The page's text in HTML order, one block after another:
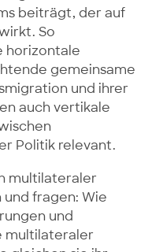
beiträgt, der auf
So
horizontale
gemeinsame
und ihrer
auch vertikale
Politik relevant.
multilateraler
fragen: Wie
und
multilateraler